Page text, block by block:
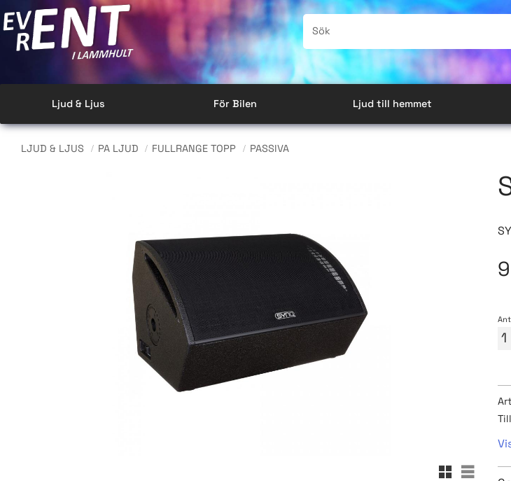
Ljud & Ljus För Bilen Ljud till hemmet
LJUD & LJUS PA LJUD FULLRANGE TOPP PASSIVA
Rutnätsvy
Listvy